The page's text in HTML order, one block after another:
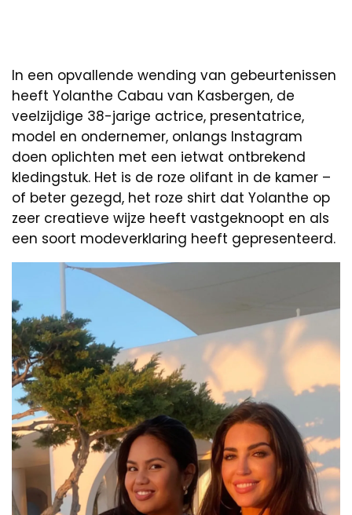
In een opvallende wending van gebeurtenissen
heeft Yolanthe Cabau van Kasbergen, de
veelzijdige 38-jarige actrice, presentatrice,
model en ondernemer, onlangs Instagram
doen oplichten met een ietwat ontbrekend
kledingstuk. Het is de roze olifant in de kamer –
of beter gezegd, het roze shirt dat Yolanthe op
zeer creatieve wijze heeft vastgeknoopt en als
een soort modeverklaring heeft gepresenteerd.